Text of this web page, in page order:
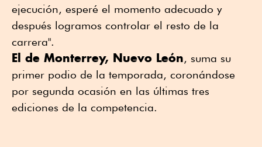
ejecución, esperé el momento adecuado y
después logramos controlar el resto de la
carrera".
El de Monterrey, Nuevo León, suma su
primer podio de la temporada, coronándose
por segunda ocasión en las últimas tres
ediciones de la competencia.